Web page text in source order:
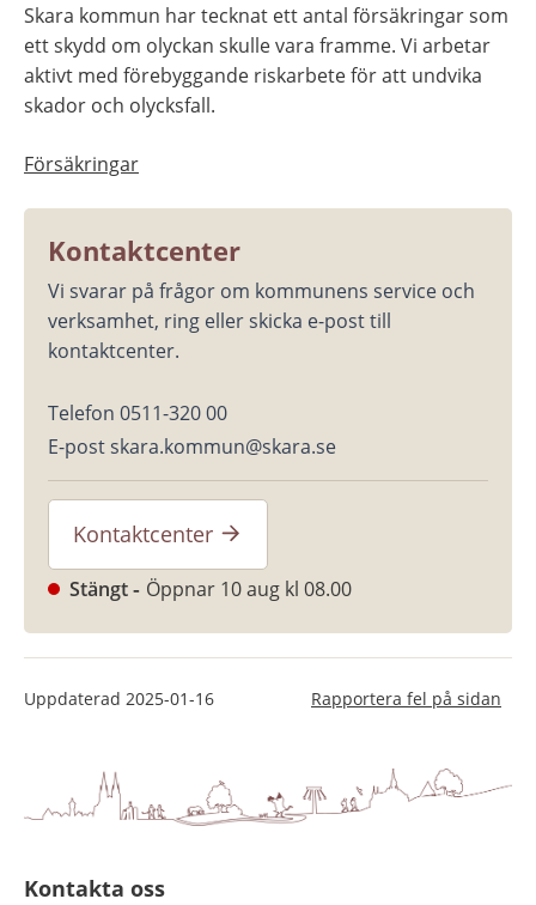
Skara kommun har tecknat ett antal försäkringar som
ett skydd om olyckan skulle vara framme. Vi arbetar
aktivt med förebyggande riskarbete för att undvika
skador och olycksfall.
Försäkringar
Kontaktcenter
Vi svarar på frågor om kommunens service och
verksamhet, ring eller skicka e-post till
kontaktcenter.
Telefon 0511-320 00
E-post skara.kommun@skara.se
Kontaktcenter
Stängt Öppnar 10 aug kl 08.00
Uppdaterad 2025-01-16 Rapportera fel på sidan
Kontakta oss